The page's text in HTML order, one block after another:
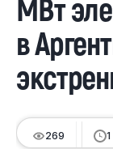
МВт
в
269